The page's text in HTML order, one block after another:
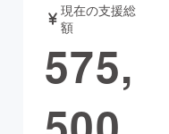
書籍・雑誌
チャレンジ
現在の支援総
額
575,